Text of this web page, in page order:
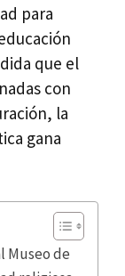
para
que el
con
la
gana
Museo de